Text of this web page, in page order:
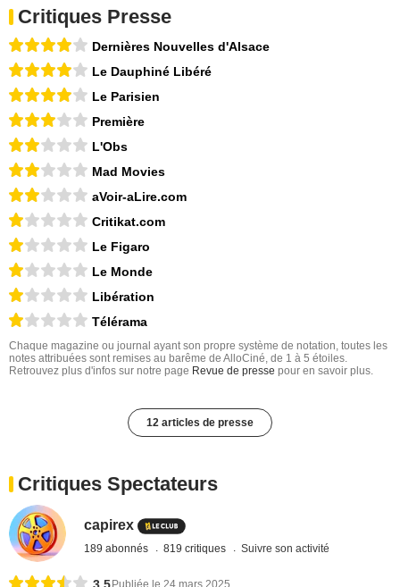
Critiques Presse
Dernières Nouvelles d'Alsace
Le Dauphiné Libéré
Le Parisien
Première
L'Obs
Mad Movies
aVoir-aLire.com
Critikat.com
Le Figaro
Le Monde
Libération
Télérama
Chaque magazine ou journal ayant son propre système de notation, toutes les
notes attribuées sont remises au barême de AlloCiné, de 1 à 5 étoiles.
Retrouvez plus d'infos sur notre page Revue de presse pour en savoir plus.
12 articles de presse
Critiques Spectateurs
capirex
189 abonnés 819 critiques Suivre son activité